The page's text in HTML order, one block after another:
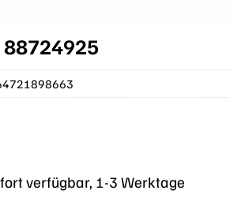
88724925
verfügbar, 1-3 Werktage